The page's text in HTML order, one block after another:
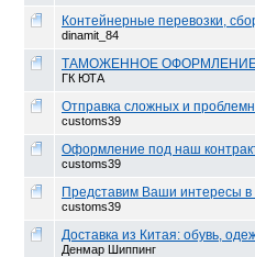
Контейнерные перевозки,
dinamit_84
ТАМОЖЕННОЕ ОФОРМЛЕНИЕ
ГК ЮТА
Отправка сложных и
customs39
Оформление под наш
customs39
Представим Ваши интересы в
customs39
Доставка из Китая: обувь,
Денмар Шиппинг